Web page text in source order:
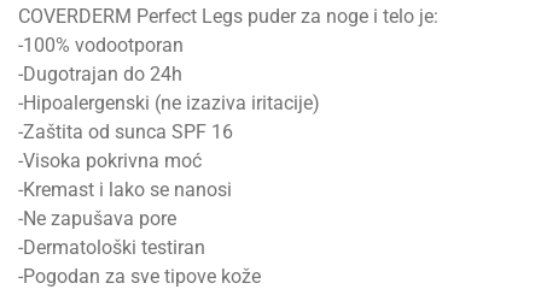
COVERDERM Perfect Legs puder za noge i telo je:
-100% vodootporan
-Dugotrajan do 24h
-Hipoalergenski (ne izaziva iritacije)
-Zaštita od sunca SPF 16
-Visoka pokrivna moć
-Kremast i lako se nanosi
-Ne zapušava pore
-Dermatološki testiran
-Pogodan za sve tipove kože